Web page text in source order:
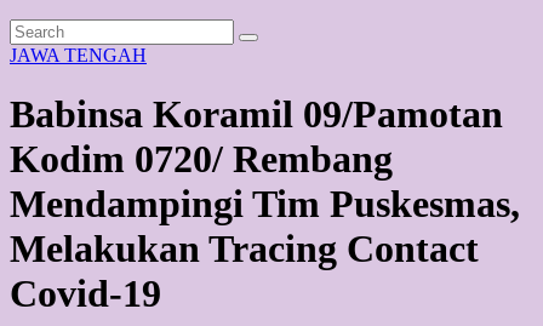
JAWA TENGAH
Babinsa Koramil 09/Pamotan
Kodim 0720/ Rembang
Mendampingi Tim Puskesmas,
Melakukan Tracing Contact
Covid-19